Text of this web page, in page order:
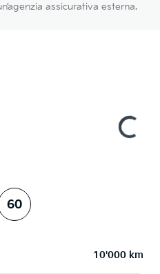
assicurativa esterna.
60
10'000 km